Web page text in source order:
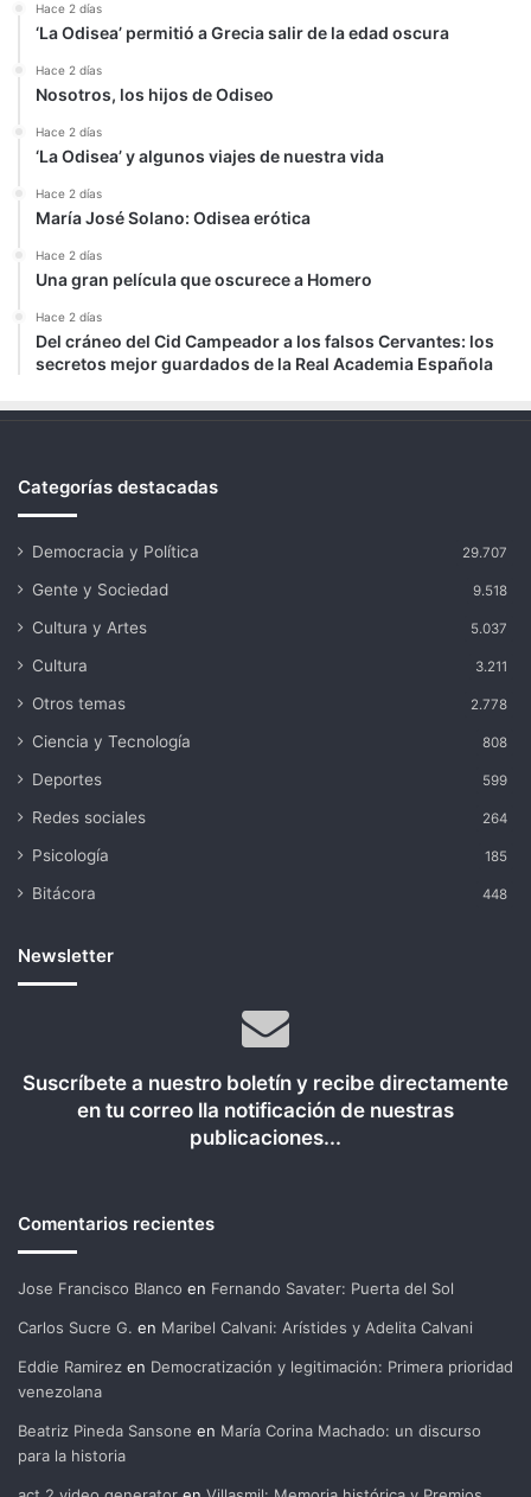
Hace 2 días
‘La Odisea’ permitió a Grecia salir de la edad oscura
Hace 2 días
Nosotros, los hijos de Odiseo
Hace 2 días
‘La Odisea’ y algunos viajes de nuestra vida
Hace 2 días
María José Solano: Odisea erótica
Hace 2 días
Una gran película que oscurece a Homero
Hace 2 días
Del cráneo del Cid Campeador a los falsos Cervantes: los
secretos mejor guardados de la Real Academia Española
Categorías destacadas
Democracia y Política 29.707
Gente y Sociedad 9.518
Cultura y Artes 5.037
Cultura 3.211
Otros temas 2.778
Ciencia y Tecnología 808
Deportes 599
Redes sociales 264
Psicología 185
Bitácora 448
Newsletter
Suscríbete a nuestro boletín y recibe directamente
en tu correo lla notificación de nuestras
publicaciones...
Comentarios recientes
Jose Francisco Blanco en Fernando Savater: Puerta del Sol
Carlos Sucre G. en Maribel Calvani: Arístides y Adelita Calvani
Eddie Ramirez en Democratización y legitimación: Primera prioridad
venezolana
Beatriz Pineda Sansone en María Corina Machado: un discurso
para la historia